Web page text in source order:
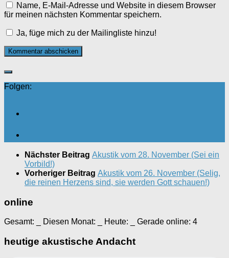
Name, E-Mail-Adresse und Website in diesem Browser
für meinen nächsten Kommentar speichern.
Ja, füge mich zu der Mailingliste hinzu!
Folgen:
Nächster Beitrag Akustik vom 28. November (Sei ein
Vorbild!)
Vorheriger Beitrag Akustik vom 26. November (Selig,
die reinen Herzens sind, sie werden Gott schauen!)
online
Gesamt: Diesen Monat: Heute: Gerade online: 4
heutige akustische Andacht